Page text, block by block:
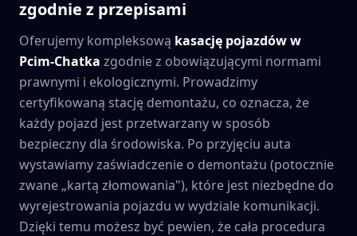
zgodnie z przepisami
Oferujemy kompleksową kasację pojazdów w
Pcim-Chatka zgodnie z obowiązującymi normami
prawnymi i ekologicznymi. Prowadzimy
certyfikowaną stację demontażu, co oznacza, że
każdy pojazd jest przetwarzany w sposób
bezpieczny dla środowiska. Po przyjęciu auta
wystawiamy zaświadczenie o demontażu (potocznie
zwane „kartą złomowania"), które jest niezbędne do
wyrejestrowania pojazdu w wydziale komunikacji.
Dzięki temu możesz być pewien, że cała procedura